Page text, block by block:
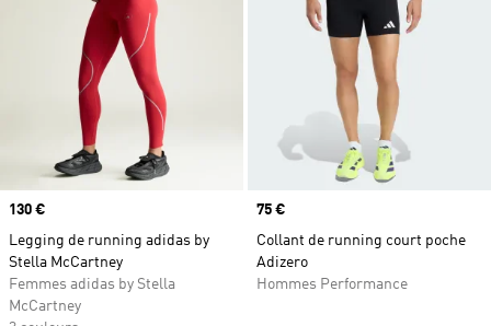
Prix
130 €
Legging de running adidas by
Stella McCartney
Femmes adidas by Stella
McCartney
Prix
75 €
Collant de running court poche
Adizero
Hommes Performance